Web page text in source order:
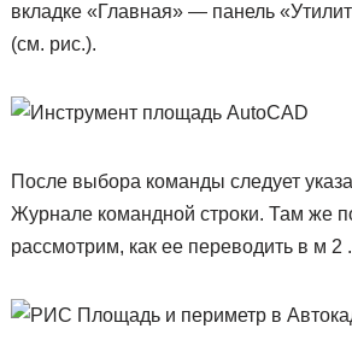
вкладке «Главная» — панель
(см. рис.).
После выбора команды следует
Журнале командной строки. Там же
рассмотрим, как ее переводить в м 2 .